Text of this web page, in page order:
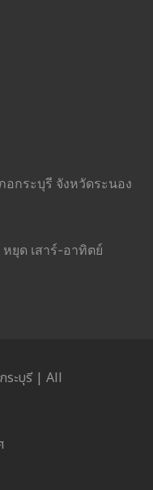
กระบุรี จังหวัดระนอง
ยุด เสาร์-อาทิตย์
ระบุรี | All